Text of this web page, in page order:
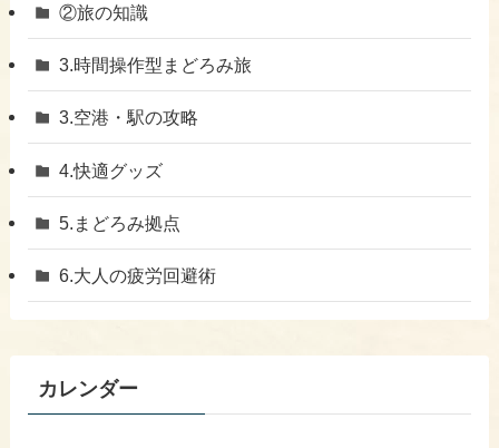
②旅の知識
3.時間操作型まどろみ旅
​3.空港・駅の攻略
​4.快適グッズ
​5.まどろみ拠点
6.大人の疲労回避術
カレンダー